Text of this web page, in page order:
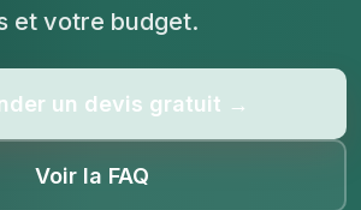
et votre budget.
un devis gratuit →
Voir la FAQ